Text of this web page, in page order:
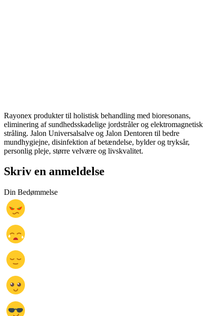
Rayonex produkter til holistisk behandling med bioresonans,
eliminering af sundhedsskadelige jordstråler og elektromagnetisk
stråling. Jalon Universalsalve og Jalon Dentoren til bedre
mundhygiejne, disinfektion af betændelse, bylder og tryksår,
personlig pleje, større velvære og livskvalitet.
Skriv en anmeldelse
Din Bedømmelse